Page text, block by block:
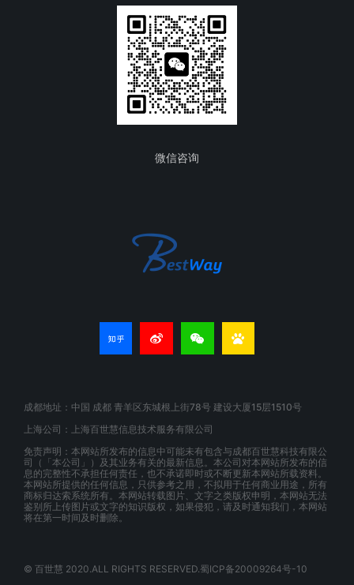
微信咨询
成都地址：中国 成都 青羊区东城根上街78号 建设大厦15层1510号
上海公司：上海百世慧信息技术服务有限公司
免责声明：本网站所发布的信息中可能未有包含与成都百世慧科技有限公
司（「本公司」）及其业务有关的最新信息。本公司对本网站所发布的信
息的完整性不承担任何责任，也不承诺即时或不断更新本网站所载资料。
本网站所提供的任何信息，只供参考之用，不拟用于任何商业用途，所有
商标归达索系统所有。本网站转载图片、文字之类版权申明，本网站无法
鉴别所上传图片或文字的知识版权，如果侵犯，请及时通知我们，本网站
将在第一时间及时删除。
© 百世慧 2020.ALL RIGHTS RESERVED.蜀ICP备20009264号-10